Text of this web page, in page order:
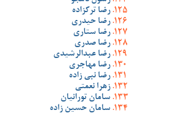
رضا ترکزاده
رضا حیدری
رضا ستاری
رضا صدری
رضا عبدالرشیدی
رضا مهاجری
رضا نبی زاده
زهرا نعمتی
سامان تورانیان
سامان حسین زاده